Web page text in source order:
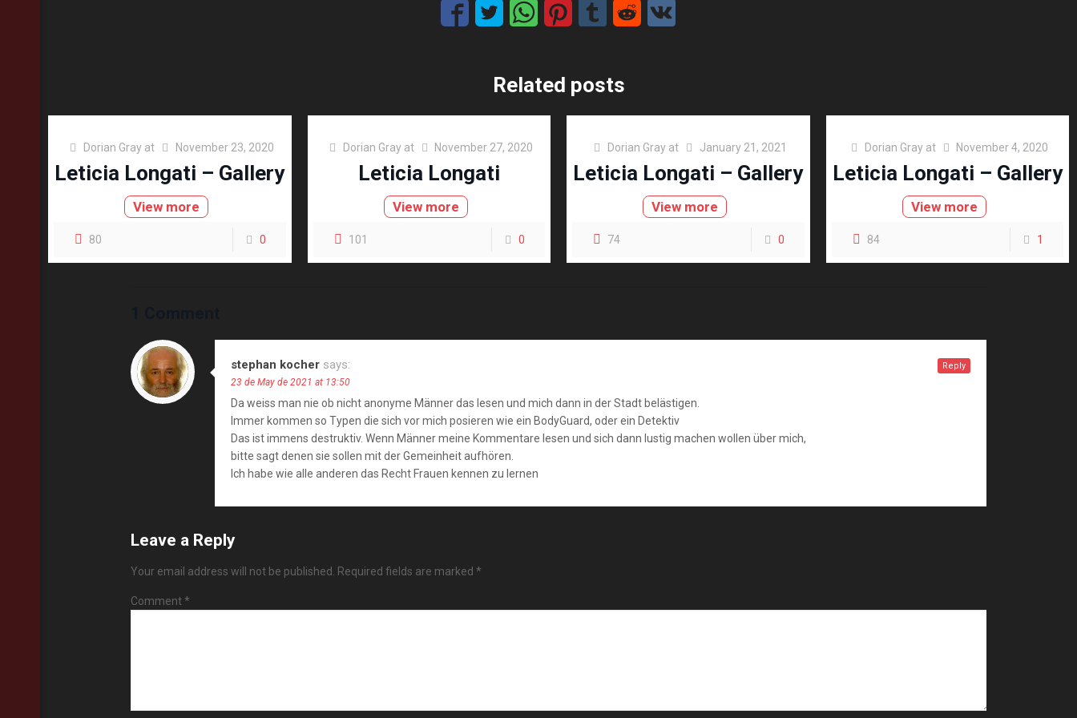
Related posts
Dorian Gray at November 23, 2020
Leticia Longati – Gallery
View more
80 0
Dorian Gray at November 27, 2020
Leticia Longati
View more
101 0
Dorian Gray at January 21, 2021
Leticia Longati – Gallery
View more
74 0
Dorian Gray at November 4, 2020
Leticia Longati – Gallery
View more
84 1
stephan kocher says:
23 de May de 2021 at 13:50
Da weiss man nie ob nicht anonyme Männer das lesen und mich dann in der Stadt belästigen.
Immer kommen so Typen die sich vor mich posieren wie ein BodyGuard, oder ein Detektiv
Das ist immens destruktiv. Wenn Männer meine Kommentare lesen und sich dann lustig machen wollen über mich,
bitte sagt denen sie sollen mit der Gemeinheit aufhören.
Ich habe wie alle anderen das Recht Frauen kennen zu lernen
Reply
Leave a Reply
Your email address will not be published. Required fields are marked *
Comment*